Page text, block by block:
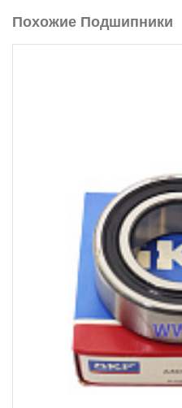
Похожие Подшипники